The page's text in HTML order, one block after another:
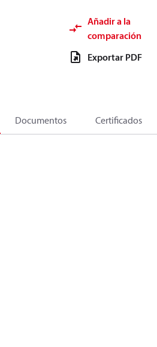
Añadir a la
comparación
Exportar PDF
Documentos Certificados